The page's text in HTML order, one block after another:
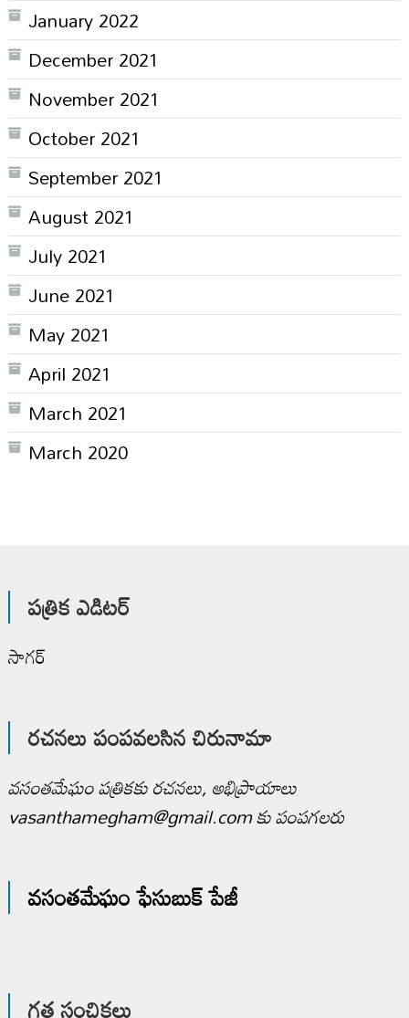
January 2022
December 2021
November 2021
October 2021
September 2021
August 2021
July 2021
June 2021
May 2021
April 2021
March 2021
March 2020
పత్రిక ఎడిటర్
సాగర్
రచనలు పంపవలసిన చిరునామా
వసంతమేఘం పత్రికకు రచనలు, అభిప్రాయాలు
vasanthamegham@gmail.com కు పంపగలరు
వసంతమేఘం ఫేసుబుక్ పేజీ
గత సంచికలు